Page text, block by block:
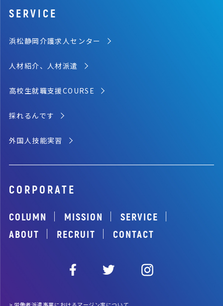
SERVICE
浜松静岡介護求人センター
人材紹介、人材派遣
高校生就職支援COURSE
採れるんです
外国人技能実習
CORPORATE
COLUMN ｜ MISSION ｜ SERVICE ｜
ABOUT ｜ RECRUIT ｜ CONTACT